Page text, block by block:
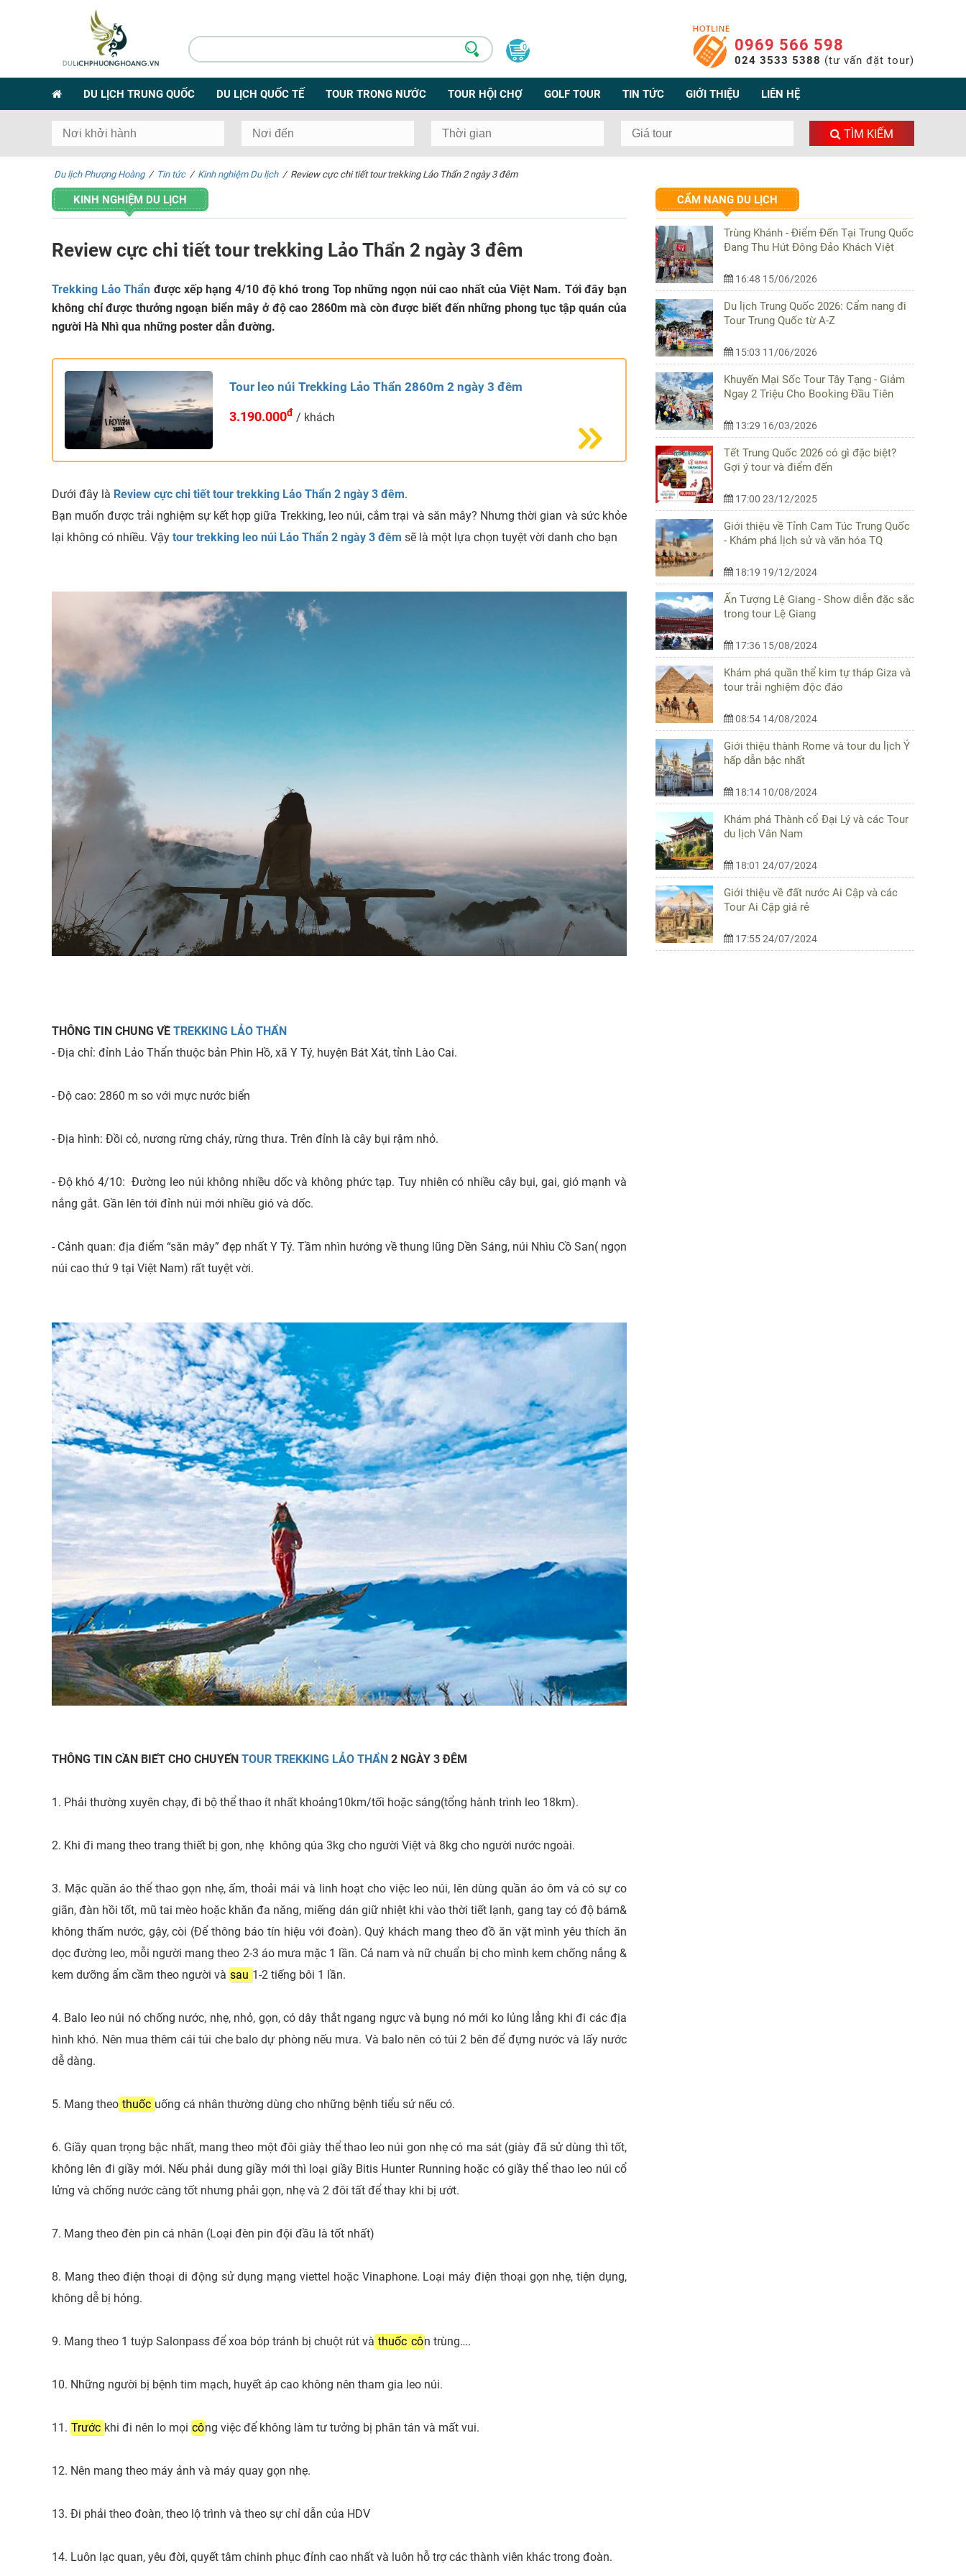
0 0969 566 598
024 3533 5388 (tư vấn đặt tour)
DU LỊCH TRUNG QUỐC DU LỊCH QUỐC TẾ TOUR TRONG NƯỚC TOUR HỘI CHỢ GOLF TOUR TIN TỨC GIỚI THIỆU LIÊN HỆ
TÌM KIẾM
Du lịch Phượng Hoàng / Tin tức / Kinh nghiệm Du lịch / Review cực chi tiết tour trekking Lảo Thẩn 2 ngày 3 đêm
KINH NGHIỆM DU LỊCH
Review cực chi tiết tour trekking Lảo Thẩn 2 ngày 3 đêm
Trekking Lảo Thẩn được xếp hạng 4/10 độ khó trong Top những ngọn núi cao nhất của Việt Nam. Tới đây bạn
không chỉ được thưởng ngoạn biển mây ở độ cao 2860m mà còn được biết đến những phong tục tập quán của
người Hà Nhì qua những poster dẫn đường.
Tour leo núi Trekking Lảo Thẩn 2860m 2 ngày 3 đêm
3.190.000đ / khách
Dưới đây là Review cực chi tiết tour trekking Lảo Thẩn 2 ngày 3 đêm.
Bạn muốn được trải nghiệm sự kết hợp giữa Trekking, leo núi, cắm trại và săn mây? Nhưng thời gian và sức khỏe
lại không có nhiều. Vậy tour trekking leo núi Lảo Thẩn 2 ngày 3 đêm sẽ là một lựa chọn tuyệt vời danh cho bạn
THÔNG TIN CHUNG VỀ TREKKING LẢO THẨN
- Địa chỉ: đỉnh Lảo Thẩn thuộc bản Phìn Hồ, xã Y Tý, huyện Bát Xát, tỉnh Lào Cai.
- Độ cao: 2860 m so với mực nước biển
- Địa hình: Đồi cỏ, nương rừng cháy, rừng thưa. Trên đỉnh là cây bụi rậm nhỏ.
- Độ khó 4/10: Đường leo núi không nhiều dốc và không phức tạp. Tuy nhiên có nhiều cây bụi, gai, gió mạnh và
nắng gắt. Gần lên tới đỉnh núi mới nhiều gió và dốc.
- Cảnh quan: địa điểm “săn mây” đẹp nhất Y Tý. Tầm nhìn hướng về thung lũng Dền Sáng, núi Nhìu Cồ San( ngọn
núi cao thứ 9 tại Việt Nam) rất tuyệt vời.
THÔNG TIN CẦN BIẾT CHO CHUYẾN TOUR TREKKING LẢO THẨN 2 NGÀY 3 ĐÊM
1. Phải thường xuyên chạy, đi bộ thể thao ít nhất khoảng10km/tối hoặc sáng(tổng hành trình leo 18km).
2. Khi đi mang theo trang thiết bị gon, nhẹ không qúa 3kg cho người Việt và 8kg cho người nước ngoài.
3. Mặc quần áo thể thao gọn nhẹ, ấm, thoải mái và linh hoạt cho việc leo núi, lên dùng quần áo ôm và có sự co
giãn, đàn hồi tốt, mũ tai mèo hoặc khăn đa năng, miếng dán giữ nhiệt khi vào thời tiết lạnh, gang tay có độ bám&
không thấm nước, gậy, còi (Để thông báo tín hiệu với đoàn). Quý khách mang theo đồ ăn vặt mình yêu thích ăn
dọc đường leo, mỗi người mang theo 2-3 áo mưa mặc 1 lần. Cả nam và nữ chuẩn bị cho mình kem chống nắng &
kem dưỡng ẩm cầm theo người và sau 1-2 tiếng bôi 1 lần.
4. Balo leo núi nó chống nước, nhẹ, nhỏ, gọn, có dây thắt ngang ngực và bụng nó mới ko lủng lẳng khi đi các địa
hình khó. Nên mua thêm cái túi che balo dự phòng nếu mưa. Và balo nên có túi 2 bên để đựng nước và lấy nước
dễ dàng.
5. Mang theo thuốc uống cá nhân thường dùng cho những bệnh tiểu sử nếu có.
6. Giầy quan trọng bậc nhất, mang theo một đôi giày thể thao leo núi gon nhẹ có ma sát (giày đã sử dùng thì tốt,
không lên đi giầy mới. Nếu phải dung giầy mới thì loại giầy Bitis Hunter Running hoặc có giầy thể thao leo núi cổ
lửng và chống nước càng tốt nhưng phải gọn, nhẹ và 2 đôi tất để thay khi bị ướt.
7. Mang theo đèn pin cá nhân (Loại đèn pin đội đầu là tốt nhất)
8. Mang theo điện thoại di động sử dụng mạng viettel hoặc Vinaphone. Loại máy điện thoại gọn nhẹ, tiện dụng,
không dễ bị hỏng.
9. Mang theo 1 tuýp Salonpass để xoa bóp tránh bị chuột rút và thuốc côn trùng….
10. Những người bị bệnh tim mạch, huyết áp cao không nên tham gia leo núi.
11. Trước khi đi nên lo mọi công việc để không làm tư tưởng bị phân tán và mất vui.
12. Nên mang theo máy ảnh và máy quay gọn nhẹ.
13. Đi phải theo đoàn, theo lộ trình và theo sự chỉ dẫn của HDV
14. Luôn lạc quan, yêu đời, quyết tâm chinh phục đỉnh cao nhất và luôn hỗ trợ các thành viên khác trong đoàn.
CẨM NANG DU LỊCH
Trùng Khánh - Điểm Đến Tại Trung Quốc
Đang Thu Hút Đông Đảo Khách Việt
16:48 15/06/2026
Du lịch Trung Quốc 2026: Cẩm nang đi
Tour Trung Quốc từ A-Z
15:03 11/06/2026
Khuyến Mại Sốc Tour Tây Tạng - Giảm
Ngay 2 Triệu Cho Booking Đầu Tiên
13:29 16/03/2026
Tết Trung Quốc 2026 có gì đặc biệt?
Gợi ý tour và điểm đến
17:00 23/12/2025
Giới thiệu về Tỉnh Cam Túc Trung Quốc
- Khám phá lịch sử và văn hóa TQ
18:19 19/12/2024
Ấn Tượng Lệ Giang - Show diễn đặc sắc
trong tour Lệ Giang
17:36 15/08/2024
Khám phá quần thể kim tự tháp Giza và
tour trải nghiệm độc đáo
08:54 14/08/2024
Giới thiệu thành Rome và tour du lịch Ý
hấp dẫn bậc nhất
18:14 10/08/2024
Khám phá Thành cổ Đại Lý và các Tour
du lịch Vân Nam
18:01 24/07/2024
Giới thiệu về đất nước Ai Cập và các
Tour Ai Cập giá rẻ
17:55 24/07/2024